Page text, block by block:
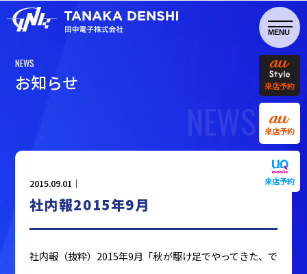
来店予約
来店予約
来店予約
NEWS
お知らせ
NEWS
2015.09.01｜
社内報2015年9月
社内報（抜粋）2015年9月「秋が駆け足でやってきた、で